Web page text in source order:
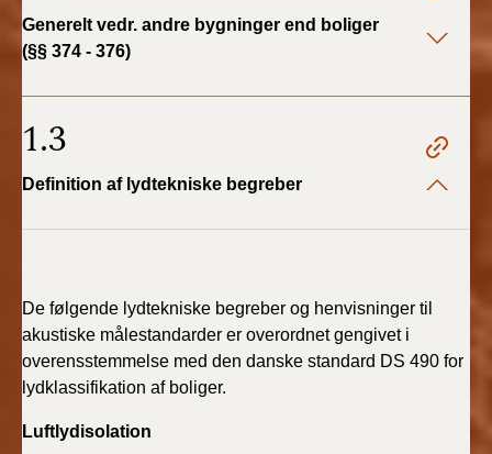
BR18 (4/7-31/12
2019)
BR18 (1/1-4/7 2019)
2018)
BR18 (1/1-30/6
BR15 (2015-2018)
Tidligere BR (1961-
2010)
Generelt vedr. andre bygninger end boliger
(§§ 374 - 376)
1.3
Definition af lydtekniske begreber
De følgende lydtekniske begreber og henvisninger til
akustiske målestandarder er overordnet gengivet i
overensstemmelse med den danske standard DS 490 for
lydklassifikation af boliger.
Luftlydisolation